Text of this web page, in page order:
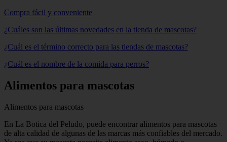
Compra fácil y conveniente
¿Cuáles son las últimas novedades en la tienda de mascotas?
¿Cuál es el término correcto para las tiendas de mascotas?
¿Cuál es el nombre de la comida para perros?
Alimentos para mascotas
Alimentos para mascotas
En La Botica del Peludo, puede encontrar alimentos para mascotas
de alta calidad de algunas de las marcas más confiables del mercado.